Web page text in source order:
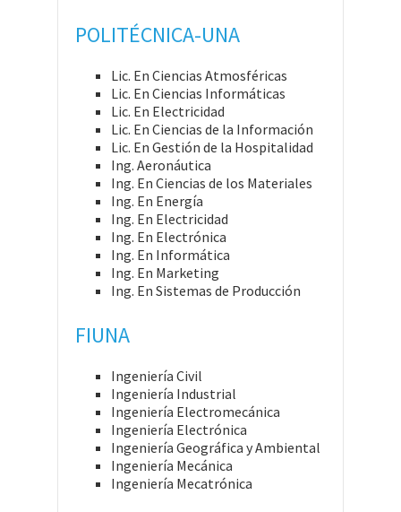
POLITÉCNICA-UNA
Lic. En Ciencias Atmosféricas
Lic. En Ciencias Informáticas
Lic. En Electricidad
Lic. En Ciencias de la Información
Lic. En Gestión de la Hospitalidad
Ing. Aeronáutica
Ing. En Ciencias de los Materiales
Ing. En Energía
Ing. En Electricidad
Ing. En Electrónica
Ing. En Informática
Ing. En Marketing
Ing. En Sistemas de Producción
FIUNA
Ingeniería Civil
Ingeniería Industrial
Ingeniería Electromecánica
Ingeniería Electrónica
Ingeniería Geográfica y Ambiental
Ingeniería Mecánica
Ingeniería Mecatrónica